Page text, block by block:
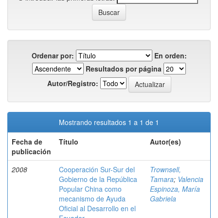
Ordenar por:
En orden:
Resultados por página
Autor/Registro:
Mostrando resultados 1 a 1 de 1
Fecha de
publicación
Título Autor(es)
2008
Cooperación Sur-Sur del
Gobierno de la República
Popular China como
mecanismo de Ayuda
Oficial al Desarrollo en el
Trownsell,
Tamara; Valencia
Espinoza, María
Gabriela